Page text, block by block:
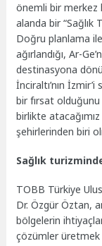
önemli bir merkez
alanda bir “Sağlık
Doğru planlama
ağırlandığı, Ar-
destinasyona
İnciraltı’nın
bir fırsat
birlikte
şehirlerinden biri
Sağlık
TOBB Türkiye
Dr. Özgür Öztan,
bölgelerin
çözümler üretmek